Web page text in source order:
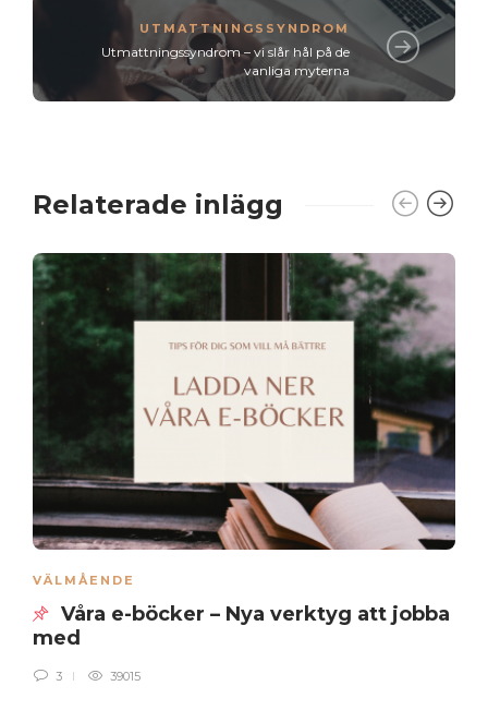
UTMATTNINGSSYNDROM
Utmattningssyndrom – vi slår hål på de
vanliga myterna
Relaterade inlägg
VÄLMÅENDE
Våra e-böcker – Nya verktyg att jobba
med
3 39015